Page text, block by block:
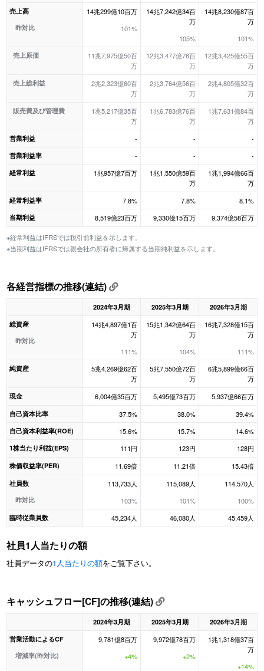
売上高
昨対比
14兆299億10百万
101%
14兆7,242億34百
万
105%
14兆8,230億87百
万
101%
売上原価
11兆7,975億50百
万
12兆3,477億78百
万
12兆3,425億55百
万
売上総利益
2兆2,323億60百
万
2兆3,764億56百
万
2兆4,805億32百
万
販売費及び管理費
1兆5,217億35百
万
1兆6,783億76百
万
1兆7,631億84百
万
営業利益 - - -
営業利益率 - - -
経常利益 1兆957億7百万
1兆1,550億59百
万
1兆1,994億66百
万
経常利益率 7.8% 7.8% 8.1%
当期利益 8,519億23百万 9,330億15百万 9,374億58百万
※経常利益はIFRSでは税引前利益を示します。
※当期利益はIFRSでは親会社の所有者に帰属する当期純利益を示します。
各経営指標の推移(連結)
2024年3月期 2025年3月期
2026年3月期
総資産
昨対比
14兆4,897億1百
万
111%
15兆1,342億64百
万
104%
16兆7,328億15百
万
111%
純資産
5兆4,269億62百
万
5兆7,550億72百
万
6兆5,899億66百
万
現金 6,004億35百万 5,495億73百万 5,937億66百万
自己資本比率 37.5% 38.0% 39.4%
自己資本利益率(ROE) 15.6% 15.7% 14.6%
1株当たり利益(EPS) 111円 123円 128円
株価収益率(PER) 11.69倍 11.21倍 15.43倍
社員数
昨対比
113,733人
103%
115,089人
101%
114,570人
100%
臨時従業員数 45,234人 46,080人 45,459人
社員1人当たりの額
社員データの1人当たりの額をご覧下さい。
キャッシュフロー[CF]の推移(連結)
2024年3月期 2025年3月期
2026年3月期
営業活動によるCF
増減率(昨対比)
9,781億8百万
+4%
9,972億78百万
+2%
1兆1,318億37百
万
+14%